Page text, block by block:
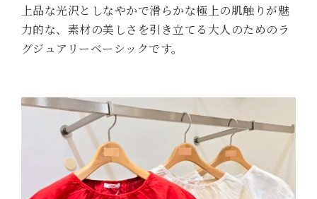
上品な光沢としなやかで滑らかな極上の肌触りが魅
力的な、素材の美しさを引き立てる大人のためのラ
グジュアリーベーシックです。